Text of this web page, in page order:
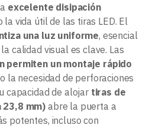
excelente disipación
la vida útil de las tiras LED. El
una luz uniforme, esencial
calidad visual es clave. Las
permiten un montaje rápido
la necesidad de perforaciones
capacidad de alojar tiras de
23,8 mm) abre la puerta a
potentes, incluso con